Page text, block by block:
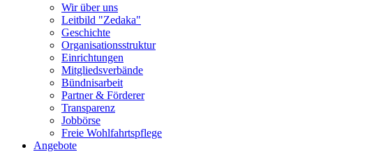
Wir über uns
Leitbild "Zedaka"
Geschichte
Organisationsstruktur
Einrichtungen
Mitgliedsverbände
Bündnisarbeit
Partner & Förderer
Transparenz
Jobbörse
Freie Wohlfahrtspflege
Angebote